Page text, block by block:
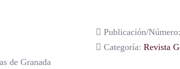
de Granada
Publicación/
Categoría: Revista